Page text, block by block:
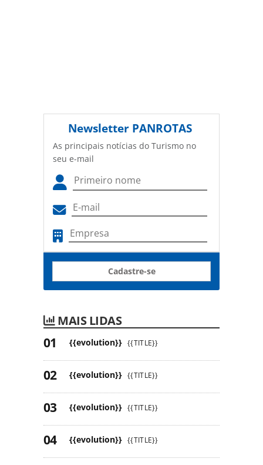
Newsletter PANROTAS
As principais notícias do Turismo no
seu e-mail
Cadastre-se
MAIS LIDAS
{{evolution}} {{TITLE}}
{{evolution}} {{TITLE}}
{{evolution}} {{TITLE}}
{{evolution}} {{TITLE}}